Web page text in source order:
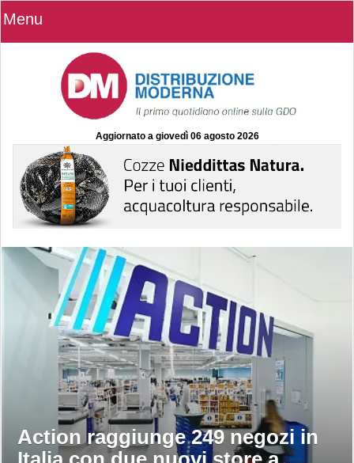
Menu
Aggiornato a giovedì 06 agosto 2026
Action raggiunge 249 negozi in